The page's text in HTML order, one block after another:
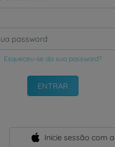
Esqueceu-se da sua password?
Inicie sessão com